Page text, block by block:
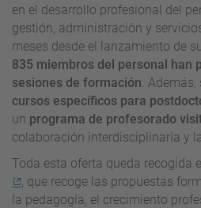
en el desarrollo profesional del
gestión, administración y
meses desde el lanzamiento de
835 miembros del personal han
sesiones de formación .
cursos específicos para
un programa de profesorado
colaboración interdisciplinaria y
Toda esta oferta queda recogida
, que recoge las propuestas
la pedagogía, el crecimiento